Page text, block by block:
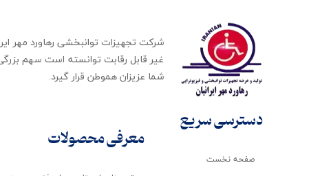
غیر قابل رقابت توانسته است سهم
شما عزیزان هموطن قرار گیرد​​​​​​​.
صفحه نخست
دسترسی سریع
معرفی محصولات